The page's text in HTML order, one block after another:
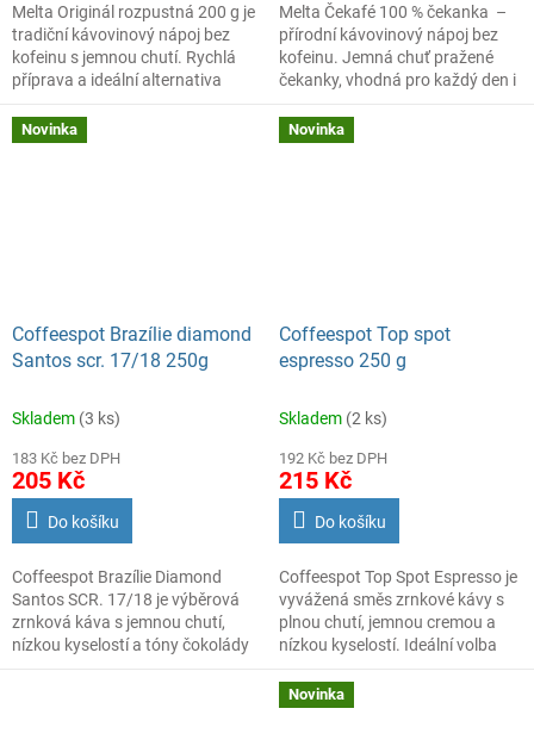
Melta Originál rozpustná 200 g je
tradiční kávovinový nápoj bez
kofeinu s jemnou chutí. Rychlá
příprava a ideální alternativa
Melta Čekafé 100 % čekanka –
přírodní kávovinový nápoj bez
kofeinu. Jemná chuť pražené
čekanky, vhodná pro každý den i
Novinka
Coffeespot Brazílie diamond
Santos scr. 17/18 250g
Skladem (3 ks)
183 Kč bez DPH
205 Kč
Do košíku
Coffeespot Brazílie Diamond
Santos SCR. 17/18 je výběrová
zrnková káva s jemnou chutí,
nízkou kyselostí a tóny čokolády
Novinka
Coffeespot Top spot
espresso 250 g
Skladem (2 ks)
192 Kč bez DPH
215 Kč
Do košíku
Coffeespot Top Spot Espresso je
vyvážená směs zrnkové kávy s
plnou chutí, jemnou cremou a
nízkou kyselostí. Ideální volba
nápoje. Balení 250 g.
Novinka